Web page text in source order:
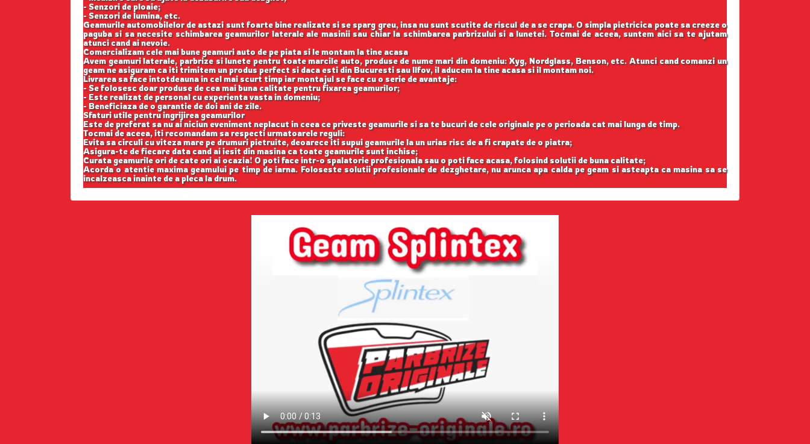
- Senzori de ploaie;
- Senzori de lumina, etc.
Geamurile automobilelor de astazi sunt foarte bine realizate si se sparg greu, insa nu sunt scutite de riscul de a se crapa. O simpla pietricica poate sa creeze o
paguba si sa necesite schimbarea geamurilor laterale ale masinii sau chiar la schimbarea parbrizului si a lunetei. Tocmai de aceea, suntem aici sa te ajutam
atunci cand ai nevoie.
Comercializam cele mai bune geamuri auto de pe piata si le montam la tine acasa
Avem geamuri laterale, parbrize si lunete pentru toate marcile auto, produse de nume mari din domeniu: Xyg, Nordglass, Benson, etc. Atunci cand comanzi un
geam ne asiguram ca iti trimitem un produs perfect si daca esti din Bucuresti sau Ilfov, il aducem la tine acasa si il montam noi.
Livrarea sa face intotdeauna in cel mai scurt timp iar montajul se face cu o serie de avantaje:
- Se folosesc doar produse de cea mai buna calitate pentru fixarea geamurilor;
- Este realizat de personal cu experienta vasta in domeniu;
- Beneficiaza de o garantie de doi ani de zile.
Sfaturi utile pentru ingrijirea geamurilor
Este de preferat sa nu ai niciun eveniment neplacut in ceea ce priveste geamurile si sa te bucuri de cele originale pe o perioada cat mai lunga de timp.
Tocmai de aceea, iti recomandam sa respecti urmatoarele reguli:
Evita sa circuli cu viteza mare pe drumuri pietruite, deoarece iti supui geamurile la un urias risc de a fi crapate de o piatra;
Asigura-te de fiecare data cand ai iesit din masina ca toate geamurile sunt inchise;
Curata geamurile ori de cate ori ai ocazia! O poti face intr-o spalatorie profesionala sau o poti face acasa, folosind solutii de buna calitate;
Acorda o atentie maxima geamului pe timp de iarna. Foloseste solutii profesionale de dezghetare, nu arunca apa calda pe geam si asteapta ca masina sa se
incalzeasca inainte de a pleca la drum.